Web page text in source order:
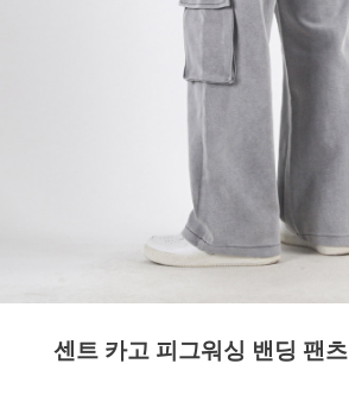
센트 카고 피그워싱 밴딩 팬츠